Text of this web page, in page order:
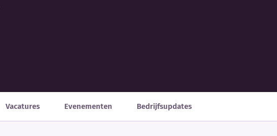
Vacatures Evenementen Bedrijfsupdates